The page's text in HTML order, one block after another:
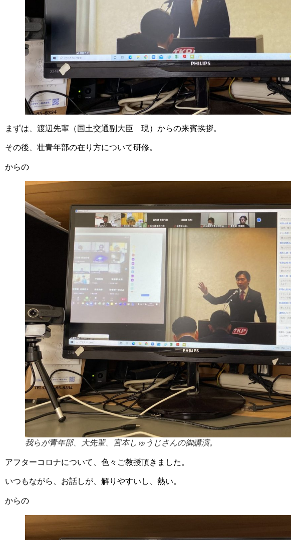
まずは、渡辺先輩（国土交通副大臣 現）からの来賓挨拶。
その後、壮青年部の在り方について研修。
からの
我らが青年部、大先輩、宮本しゅうじさんの御講演。
アフターコロナについて、色々ご教授頂きました。
いつもながら、お話しが、解りやすいし、熱い。
からの